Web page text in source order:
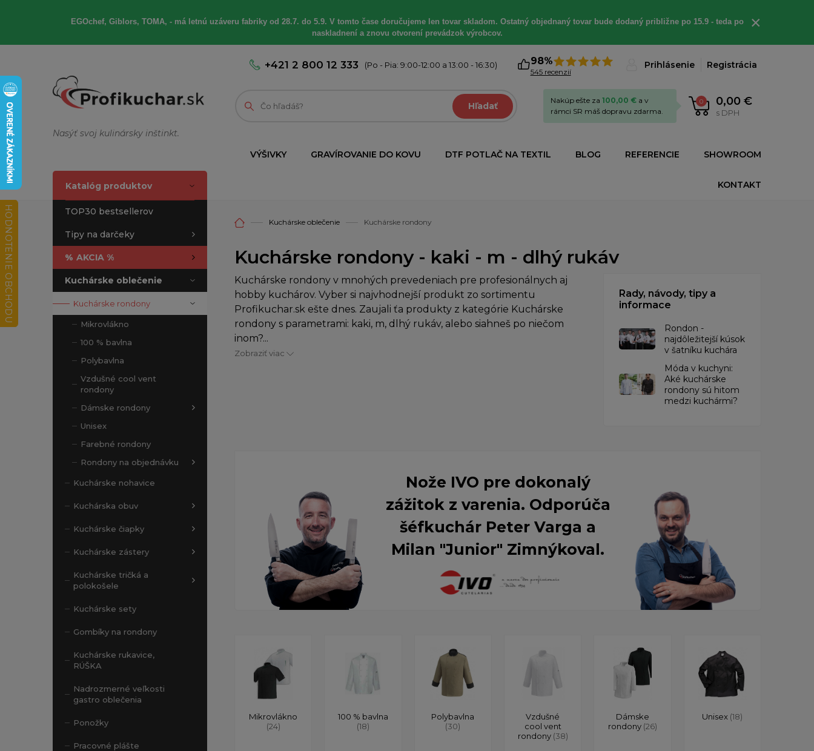
EGOchef, Giblors, TOMA, - má letnú uzáveru fabriky od 28.7. do 5.9. V tomto čase doručujeme len tovar skladom. Ostatný objednaný tovar bude dodaný približne po 15.9 - teda po
naskladnení a znovu otvorení prevádzok výrobcov.
×
Nasýť svoj kulinársky inštinkt.
+421 2 800 12 333 (Po - Pia: 9:00-12:00 a 13:00 - 16:30) 98%
545 recenzií
Prihlásenie Registrácia
Hľadať 0 0,00 €
s DPH
Nakúp ešte za 100,00 € a v
rámci SR máš dopravu zdarma.
VÝŠIVKY GRAVÍROVANIE DO KOVU DTF POTLAČ NA TEXTIL BLOG REFERENCIE SHOWROOM
KONTAKT
Katalóg produktov
TOP30 bestsellerov
Tipy na darčeky
% AKCIA %
Kuchárske oblečenie
Kuchárske rondony
Mikrovlákno
100 % bavlna
Polybavlna
Vzdušné cool vent
rondony
Dámske rondony
Unisex
Farebné rondony
Rondony na objednávku
Kuchárske nohavice
Kuchárska obuv
Kuchárske čiapky
Kuchárske zástery
Kuchárske tričká a
polokošele
Kuchárske sety
Gombíky na rondony
Kuchárske rukavice,
RÚŠKA
Nadrozmerné veľkosti
gastro oblečenia
Ponožky
Pracovné plášte
Kuchárske oblečenie Kuchárske rondony
Kuchárske rondony - kaki - m - dlhý rukáv
Kuchárske rondony v mnohých prevedeniach pre profesionálnych aj
hobby kuchárov. Vyber si najvhodnejší produkt zo sortimentu
Profikuchar.sk ešte dnes. Zaujali ťa produkty z kategórie Kuchárske
rondony s parametrami: kaki, m, dlhý rukáv, alebo siahneš po niečom
inom?...
Zobraziť viac
Rady, návody, tipy a
informace
Rondon -
najdôležitejší kúsok
v šatníku kuchára
​Móda v kuchyni:
Aké kuchárske
rondony sú hitom
medzi kuchármi?
Nože IVO pre dokonalý
zážitok z varenia. Odporúča
šéfkuchár Peter Varga a
Milan "Junior" Zimnýkoval.
Mikrovlákno
(24)
100 % bavlna
(18)
Polybavlna
(30)
Vzdušné
cool vent
rondony (38)
Dámske
rondony (26)
Unisex (18)
HODNOTENIE OBCHODU